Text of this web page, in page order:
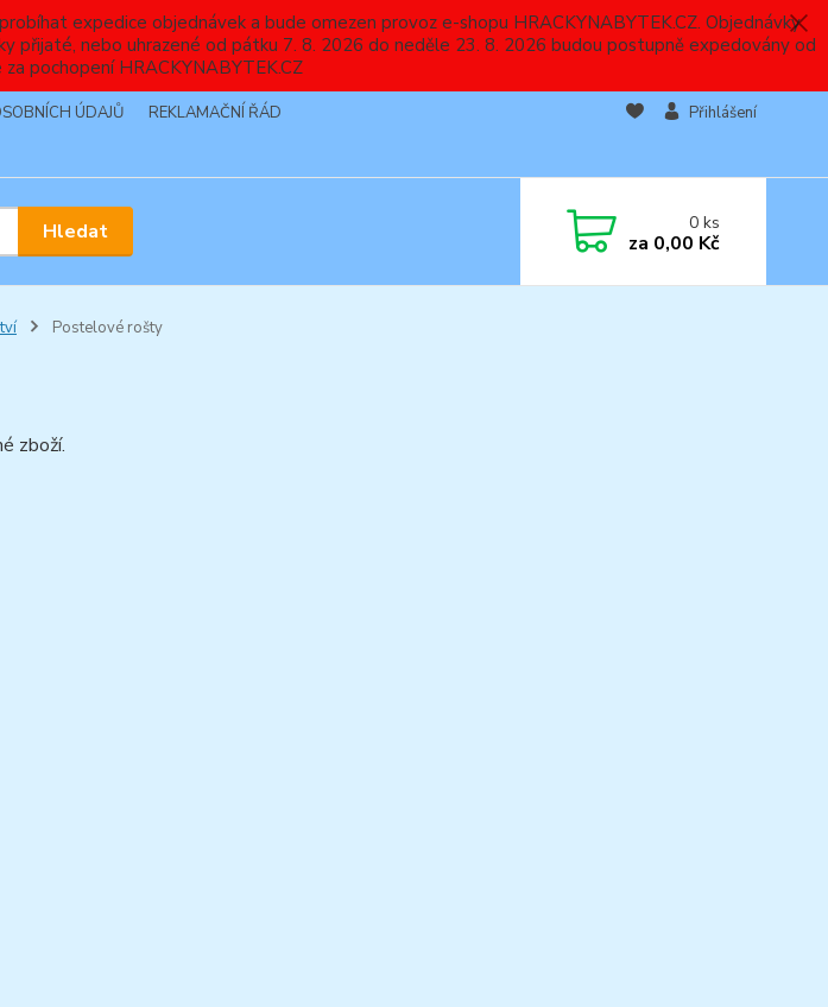
expedice objednávek a bude omezen provoz e-shopu HRACKYNABYTEK.CZ. Objednávky
nebo uhrazené od pátku 7. 8. 2026 do neděle 23. 8. 2026 budou postupně expedovány od
pochopení HRACKYNABYTEK.CZ
ÚDAJŮ
REKLAMAČNÍ ŘÁD
Přihlášení
Hledat 0ks
za 0,00 Kč
Postelové rošty
zboží.